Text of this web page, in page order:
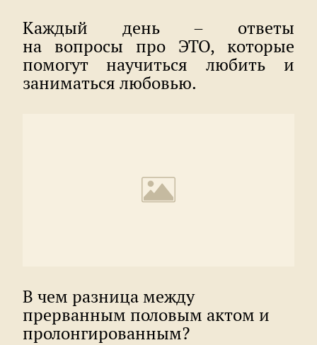
Каждый день – ответы
на вопросы про ЭТО, которые
помогут научиться любить и
заниматься любовью.
В чем разница между
прерванным половым актом и
пролонгированным?